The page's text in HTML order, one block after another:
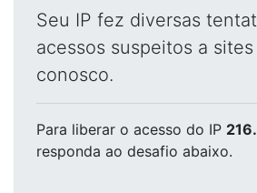
Seu IP fez diversas
acessos suspeitos a
conosco.
Para liberar o acesso do IP
responda ao desafio abaixo.